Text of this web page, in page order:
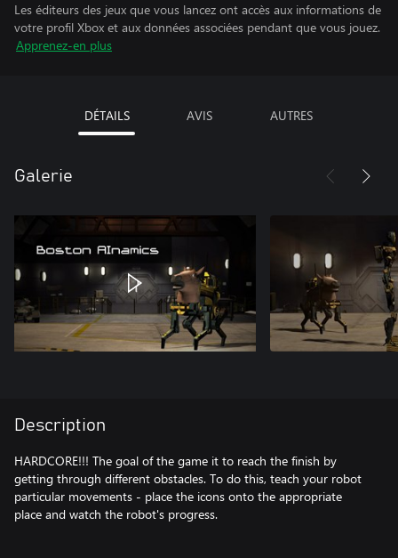
Les éditeurs des jeux que vous lancez ont accès aux informations de
votre profil Xbox et aux données associées pendant que vous jouez.
Apprenez-en plus
DÉTAILS AVIS AUTRES
Galerie
Description
HARDCORE!!! The goal of the game it to reach the finish by
getting through different obstacles. To do this, teach your robot
particular movements - place the icons onto the appropriate
place and watch the robot's progress.